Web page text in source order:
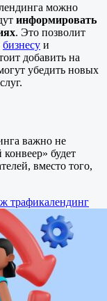
можно
информировать
. Это позволит
бизнесу и
добавить на
убедить новых
важно не
будет
вместо того,
трафикалендинг